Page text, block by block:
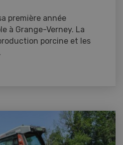
première année
à Grange-Verney. La
porcine et les